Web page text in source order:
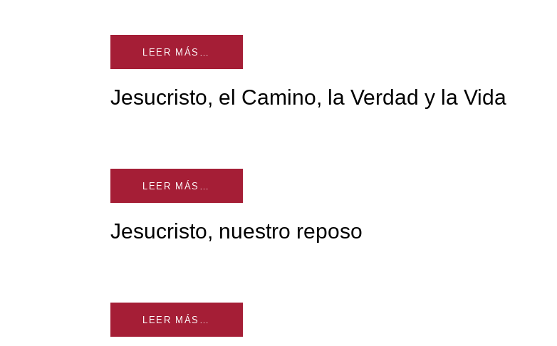
LEER MÁS…
Jesucristo, el Camino, la Verdad y la Vida
LEER MÁS…
Jesucristo, nuestro reposo
LEER MÁS…